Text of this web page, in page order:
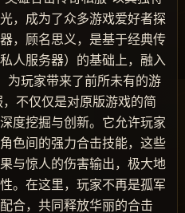
，成为了众多游戏爱好者探
，顾名思义，是基于经典传
人服务器）的基础上，融入
为玩家带来了前所未有的游
不仅仅是对原版游戏的简
度挖掘与创新。它允许玩家
色间的强力合击技能，这些
与惊人的伤害输出，极大地
。在这里，玩家不再是孤军
合，共同释放华丽的合击